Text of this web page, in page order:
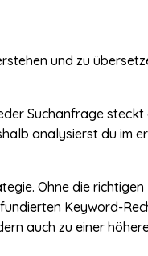
und zu
Suchanfrage steckt
analysierst du im
Ohne die richtigen
Keyword-
auch zu einer